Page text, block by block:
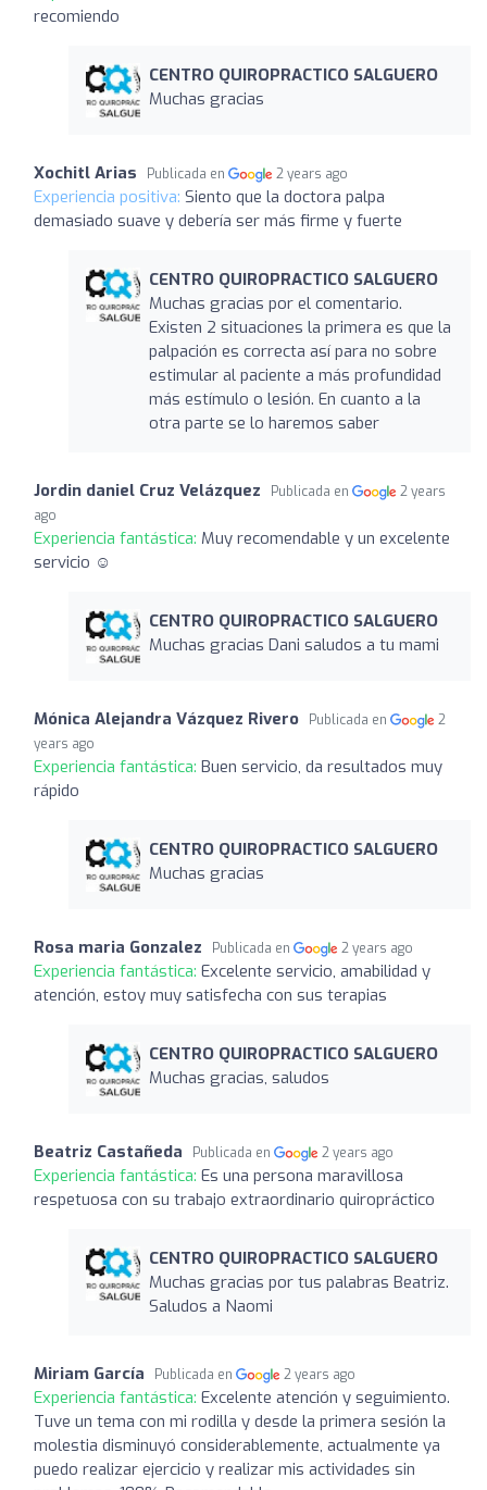
recomiendo
CENTRO QUIROPRACTICO SALGUERO
Muchas gracias
Xochitl Arias Publicada en 2 years ago
Experiencia positiva: Siento que la doctora palpa
demasiado suave y debería ser más firme y fuerte
CENTRO QUIROPRACTICO SALGUERO
Muchas gracias por el comentario.
Existen 2 situaciones la primera es que la
palpación es correcta así para no sobre
estimular al paciente a más profundidad
más estímulo o lesión. En cuanto a la
otra parte se lo haremos saber
Jordin daniel Cruz Velázquez Publicada en
2 years
ago
Experiencia fantástica: Muy recomendable y un excelente
servicio ☺️
CENTRO QUIROPRACTICO SALGUERO
Muchas gracias Dani saludos a tu mami
Mónica Alejandra Vázquez Rivero Publicada en
2
years ago
Experiencia fantástica: Buen servicio, da resultados muy
rápido
CENTRO QUIROPRACTICO SALGUERO
Muchas gracias
Rosa maria Gonzalez Publicada en 2 years ago
Experiencia fantástica: Excelente servicio, amabilidad y
atención, estoy muy satisfecha con sus terapias
CENTRO QUIROPRACTICO SALGUERO
Muchas gracias, saludos
Beatriz Castañeda Publicada en 2 years ago
Experiencia fantástica: Es una persona maravillosa
respetuosa con su trabajo extraordinario quiropráctico
CENTRO QUIROPRACTICO SALGUERO
Muchas gracias por tus palabras Beatriz.
Saludos a Naomi
Miriam García Publicada en 2 years ago
Experiencia fantástica: Excelente atención y seguimiento.
Tuve un tema con mi rodilla y desde la primera sesión la
molestia disminuyó considerablemente, actualmente ya
puedo realizar ejercicio y realizar mis actividades sin